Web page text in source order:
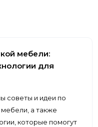
мебели:
для
советы и идеи по
а также
которые помогут